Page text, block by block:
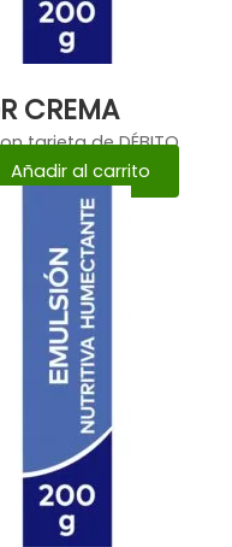
CREMA
tarjeta de DÉBITO
Añadir al carrito